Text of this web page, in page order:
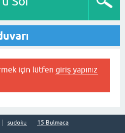
için lütfen giriş yapınız
sudoku
15 Bulmaca